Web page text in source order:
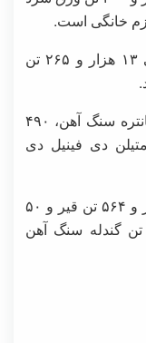
در تالار پتروشیمی و فرآورده های نفتی ۱۳ هزار و ۲۶۵ تن
تالار حراج باز عرضه ۵۰۰ هزار تن کنسانتره سنگ آهن، ۴۹۰
آهن کلوخه و ۵۰۲ تن متیلن دی فینیل دی
تالار صادراتی هم میزبان عرضه ۸۱ هزار و ۵۶۴ تن قیر و ۵۰
سنگ آهن، ۲۰ هزار تن گندله سنگ آهن